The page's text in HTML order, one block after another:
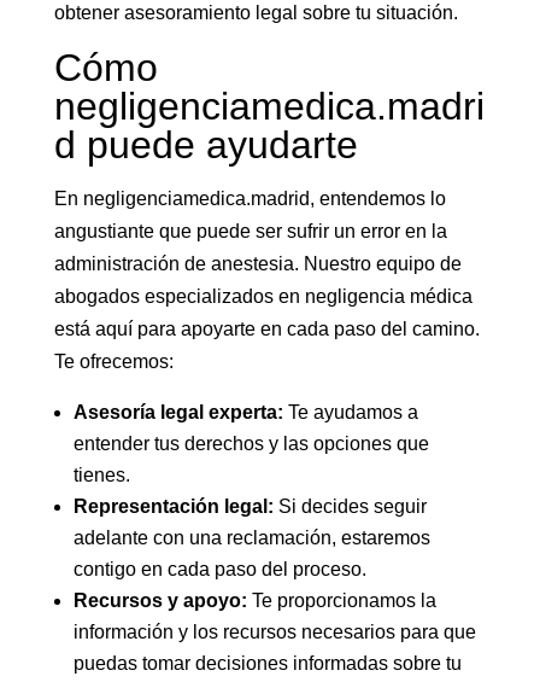
obtener asesoramiento legal sobre tu situación.
Cómo
negligenciamedica.madri
d puede ayudarte
En negligenciamedica.madrid, entendemos lo
angustiante que puede ser sufrir un error en la
administración de anestesia. Nuestro equipo de
abogados especializados en negligencia médica
está aquí para apoyarte en cada paso del camino.
Te ofrecemos:
Asesoría legal experta: Te ayudamos a
entender tus derechos y las opciones que
tienes.
Representación legal: Si decides seguir
adelante con una reclamación, estaremos
contigo en cada paso del proceso.
Recursos y apoyo: Te proporcionamos la
información y los recursos necesarios para que
puedas tomar decisiones informadas sobre tu